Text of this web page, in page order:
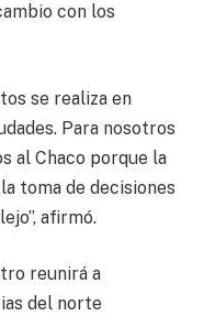
con los
se realiza en
Para nosotros
al Chaco porque la
toma de decisiones
afirmó.
reunirá a
del norte